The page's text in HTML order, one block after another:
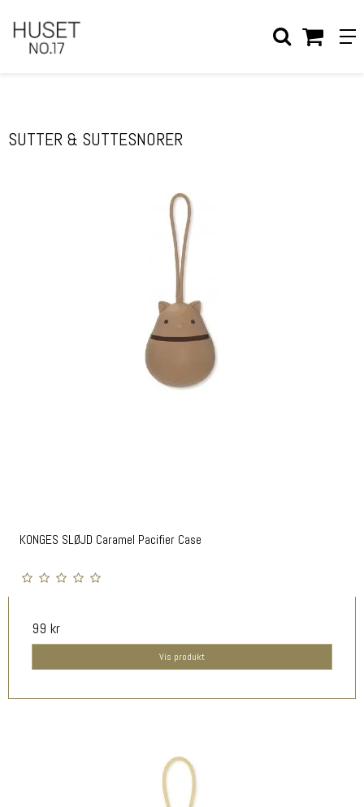
Forside / Shop /
Sutter & Suttesnorer
SUTTER & SUTTESNORER
KONGES SLØJD Caramel Pacifier Case
99 kr
Vis produkt